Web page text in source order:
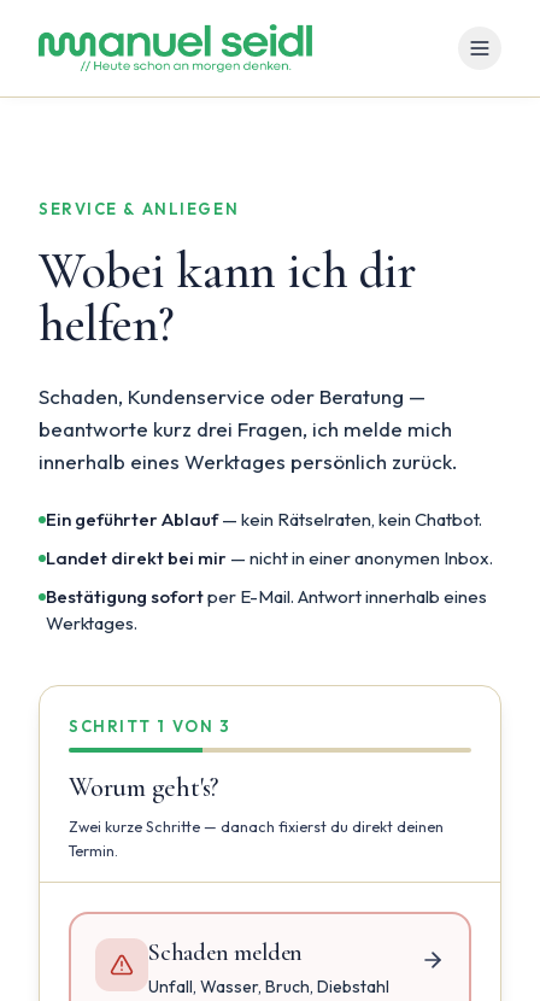
SERVICE & ANLIEGEN
Wobei kann ich dir
helfen?
Schaden, Kundenservice oder Beratung —
beantworte kurz drei Fragen, ich melde mich
innerhalb eines Werktages persönlich zurück.
Ein geführter Ablauf— kein Rätselraten, kein Chatbot.
Landet direkt bei mir — nicht in einer anonymen Inbox.
Bestätigung sofortper E-Mail. Antwort innerhalb eines
Werktages.
SCHRITT 1 VON 3
Worum geht's?
Zwei kurze Schritte — danach fixierst du direkt deinen
Termin.
Schaden melden
Unfall, Wasser, Bruch, Diebstahl